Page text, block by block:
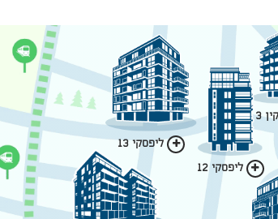
3
ליפסקי 13
ליפסקי 12